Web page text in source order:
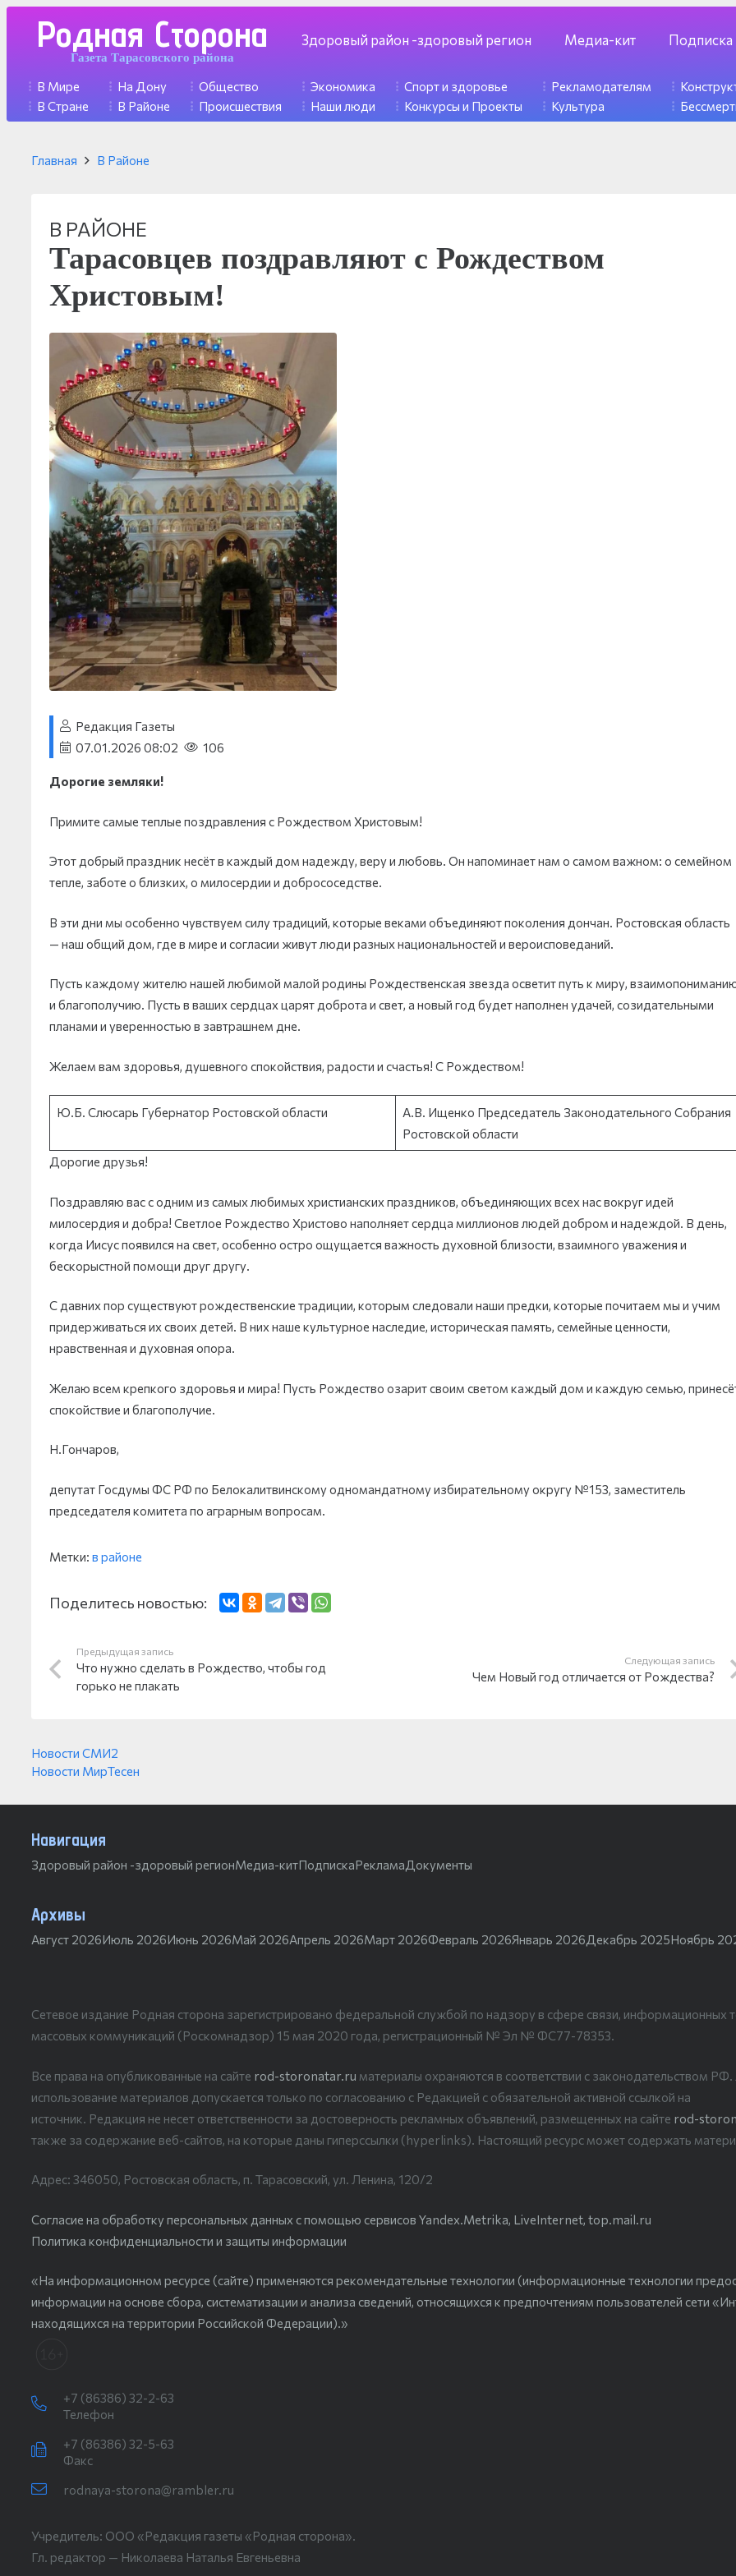
Родная Сторона
Газета Тарасовского района
Здоровый район -здоровый регион Медиа-кит Подписка
В Мире
В Стране
На Дону
В Районе
Общество
Происшествия
Экономика
Наши люди
Спорт и здоровье
Конкурсы и Проекты
Рекламодателям
Культура
Главная В Районе
В РАЙОНЕ
Тарасовцев поздравляют с Рождеством
Христовым!
Редакция Газеты
07.01.2026 08:02
106
Дорогие земляки!
Примите самые теплые поздравления с Рождеством Христовым!
Этот добрый праздник несёт в каждый дом надежду, веру и любовь. Он напоминает нам о самом важном: о семейном
тепле, заботе о близких, о милосердии и добрососедстве.
В эти дни мы особенно чувствуем силу традиций, которые веками объединяют поколения дончан. Ростовская область
— наш общий дом, где в мире и согласии живут люди разных национальностей и вероисповеданий.
Пусть каждому жителю нашей любимой малой родины Рождественская звезда осветит путь к миру,
и благополучию. Пусть в ваших сердцах царят доброта и свет, а новый год будет наполнен удачей, созидательными
планами и уверенностью в завтрашнем дне.
Желаем вам здоровья, душевного спокойствия, радости и счастья! С Рождеством!
Ю.Б. Слюсарь Губернатор Ростовской области
А.В. Ищенко Председатель Законодательного Собрания
Ростовской области
Дорогие друзья!
Поздравляю вас с одним из самых любимых христианских праздников, объединяющих всех нас вокруг идей
милосердия и добра! Светлое Рождество Христово наполняет сердца миллионов людей добром и надеждой. В день,
когда Иисус появился на свет, особенно остро ощущается важность духовной близости, взаимного уважения и
бескорыстной помощи друг другу.
С давних пор существуют рождественские традиции, которым следовали наши предки, которые почитаем мы и учим
придерживаться их своих детей. В них наше культурное наследие, историческая память, семейные ценности,
нравственная и духовная опора.
Желаю всем крепкого здоровья и мира! Пусть Рождество озарит своим светом каждый дом и каждую семью,
спокойствие и благополучие.
Н.Гончаров,
депутат Госдумы ФС РФ по Белокалитвинскому одномандатному избирательному округу №153, заместитель
председателя комитета по аграрным вопросам.
Метки: в районе
Поделитесь новостью:
Предыдущая запись
Что нужно сделать в Рождество, чтобы год
горько не плакать
Следующая запись
Чем Новый год отличается от Рождества?
Новости СМИ2
Новости МирТесен
Навигация
Здоровый район -здоровый регионМедиа-китПодпискаРеклама Документы
Архивы
Август 2026Июль 2026Июнь 2026Май 2026Апрель 2026Март 2026Февраль 2026Январь 2026 Декабрь 2025Ноябрь
Сетевое издание Родная сторона зарегистрировано федеральной службой по надзору в сфере связи, информационных
массовых коммуникаций (Роскомнадзор) 15 мая 2020 года, регистрационный № Эл № ФС77-78353.
Все права на опубликованные на сайте rod-storonatar.ru материалы охраняются в соответствии с законодательством
использование материалов допускается только по согласованию с Редакцией с обязательной активной ссылкой на
источник. Редакция не несет ответственности за достоверность рекламных объявлений, размещенных на сайте rod-
также за содержание веб-сайтов, на которые даны гиперссылки (hyperlinks). Настоящий ресурс может содержать
Адрес: 346050, Ростовская область, п. Тарасовский, ул. Ленина, 120/2
Согласие на обработку персональных данных с помощью сервисов Yandex.Metrika, LiveInternet, top.mail.ru
Политика конфиденциальности и защиты информации
«На информационном ресурсе (сайте) применяются рекомендательные технологии (информационные технологии
информации на основе сбора, систематизации и анализа сведений, относящихся к предпочтениям пользователей сети
находящихся на территории Российской Федерации).»
+7 (86386) 32-2-63
Телефон
+7 (86386) 32-5-63
Факс
rodnaya-storona@rambler.ru
Учредитель: ООО «Редакция газеты «Родная сторона».
Гл. редактор — Николаева Наталья Евгеньевна